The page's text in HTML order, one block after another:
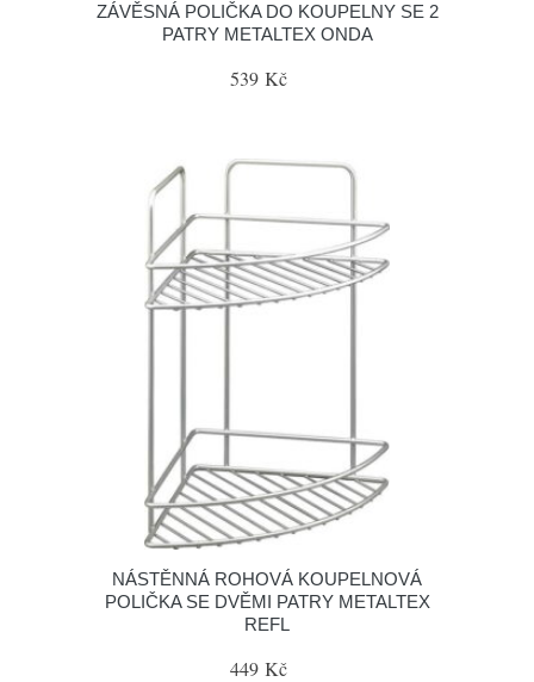
ZÁVĚSNÁ POLIČKA DO KOUPELNY SE 2
PATRY METALTEX ONDA
539 Kč
NÁSTĚNNÁ ROHOVÁ KOUPELNOVÁ
POLIČKA SE DVĚMI PATRY METALTEX
REFL
449 Kč